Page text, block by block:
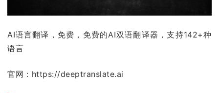
AI语言翻译，免费，免费的AI双语翻译器，支持142+种
语言
官网：https://deeptranslate.ai